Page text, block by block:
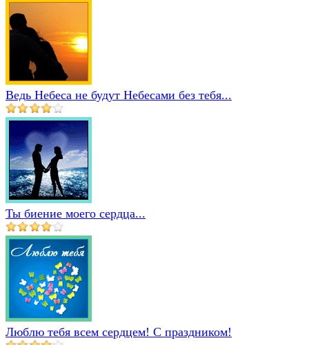
Ведь Небеса не будут Небесами без тебя...
Ты биение моего сердца...
Люблю тебя всем сердцем! С праздником!